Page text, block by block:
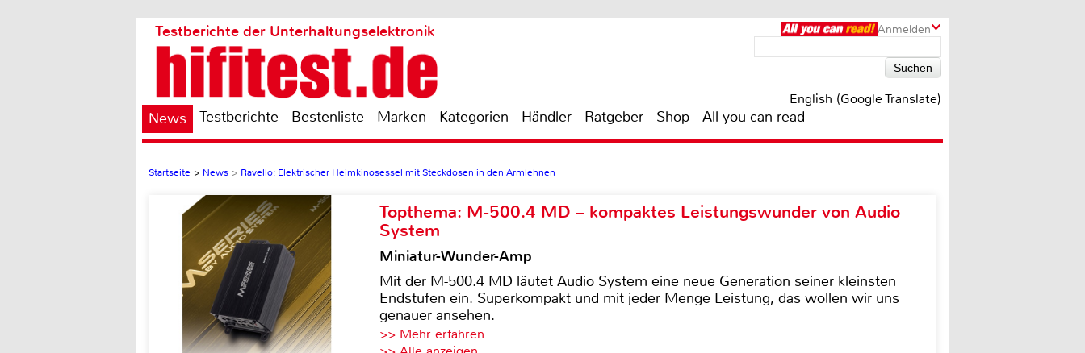
Anmelden
Testberichte der Unterhaltungselektronik
English (Google Translate)
News Testberichte Bestenliste Marken Kategorien Händler Ratgeber Shop All you can read
Startseite > News > Ravello: Elektrischer Heimkinosessel mit Steckdosen in den Armlehnen
Topthema: M-500.4 MD – kompaktes Leistungswunder von Audio
System
Miniatur-Wunder-Amp
Mit der M-500.4 MD läutet Audio System eine neue Generation seiner kleinsten
Endstufen ein. Superkompakt und mit jeder Menge Leistung, das wollen wir uns
genauer ansehen.
>> Mehr erfahren